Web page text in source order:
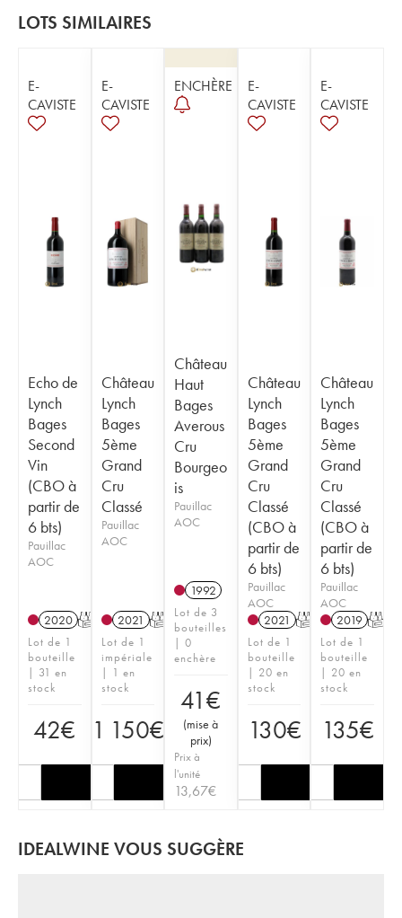
LOTS SIMILAIRES
E-
CAVISTE
Echo de
Lynch
Bages
Second
Vin
(CBO à
partir de
6 bts)
Pauillac
AOC
2020 T
Lot de 1
bouteille
| 31 en
stock
42€
E-
CAVISTE
Château
Lynch
Bages
5ème
Grand
Cru
Classé
Pauillac
AOC
2021 T
Lot de 1
impériale
| 1 en
stock
1 150€
ENCHÈRE
Château
Haut
Bages
Averous
Cru
Bourgeo
is
Pauillac
AOC
1992
Lot de 3
bouteilles
| 0
enchère
41€
(mise à
prix)
Prix à
l'unité
13,67€
E-
CAVISTE
Château
Lynch
Bages
5ème
Grand
Cru
Classé
(CBO à
partir de
6 bts)
Pauillac
AOC
2021 T
Lot de 1
bouteille
| 20 en
stock
130€
E-
CAVISTE
Château
Lynch
Bages
5ème
Grand
Cru
Classé
(CBO à
partir de
6 bts)
Pauillac
AOC
2019 T
Lot de 1
bouteille
| 20 en
stock
135€
IDEALWINE VOUS SUGGÈRE